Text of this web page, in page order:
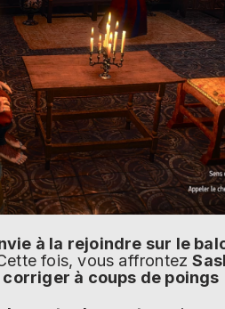
à la rejoindre sur le
fois, vous affrontez
corriger à coups de poings